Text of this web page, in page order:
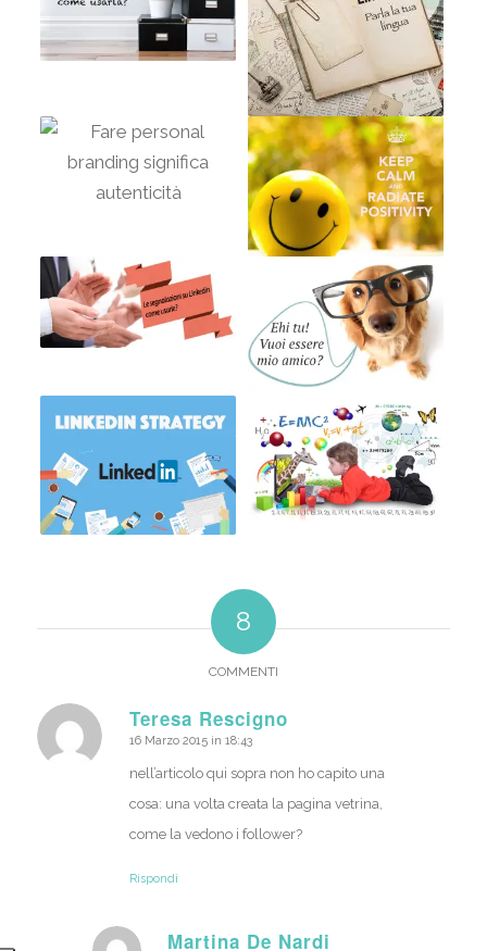
8
COMMENTI
Teresa Rescigno
dice:
16 Marzo 2015 in 18:43
nell’articolo qui sopra non ho capito una
cosa: una volta creata la pagina vetrina,
come la vedono i follower?
Rispondi
Martina De Nardi